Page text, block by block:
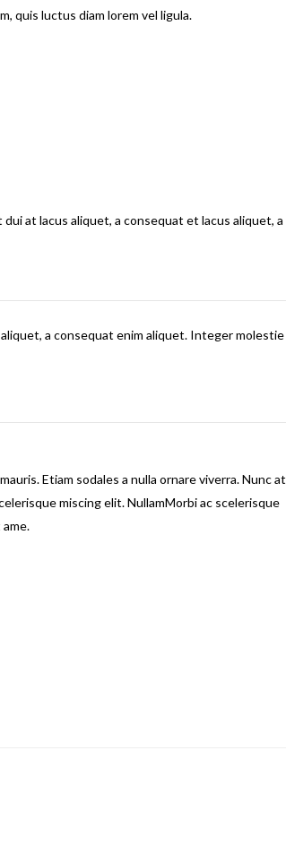
quis luctus diam lorem vel ligula.
at lacus aliquet, a consequat et lacus aliquet, a
a consequat enim aliquet. Integer molestie
Etiam sodales a nulla ornare viverra. Nunc at
miscing elit. NullamMorbi ac scelerisque